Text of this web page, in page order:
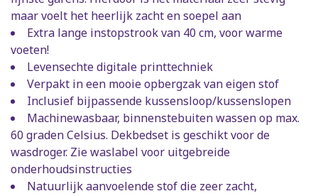
maar voelt het heerlijk zacht en soepel aan
Extra lange instopstrook van 40 cm, voor warme
voeten!
Levensechte digitale printtechniek
Verpakt in een mooie opbergzak van eigen stof
Inclusief bijpassende kussensloop/kussenslopen
Machinewasbaar, binnenstebuiten wassen op max.
60 graden Celsius. Dekbedset is geschikt voor de
wasdroger. Zie waslabel voor uitgebreide
onderhoudsinstructies
Natuurlijk aanvoelende stof die zeer zacht,